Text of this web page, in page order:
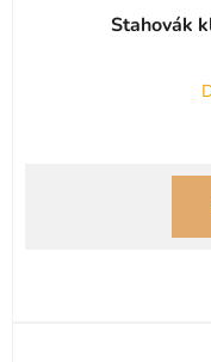
Stahovák